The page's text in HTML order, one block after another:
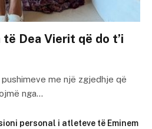
Dea Vierit që do t’i
me një zgjedhje që
nga…
personal i atleteve të Eminem